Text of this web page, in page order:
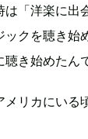
は「洋楽に出
クを聴き始
き始めたん
リカにいる